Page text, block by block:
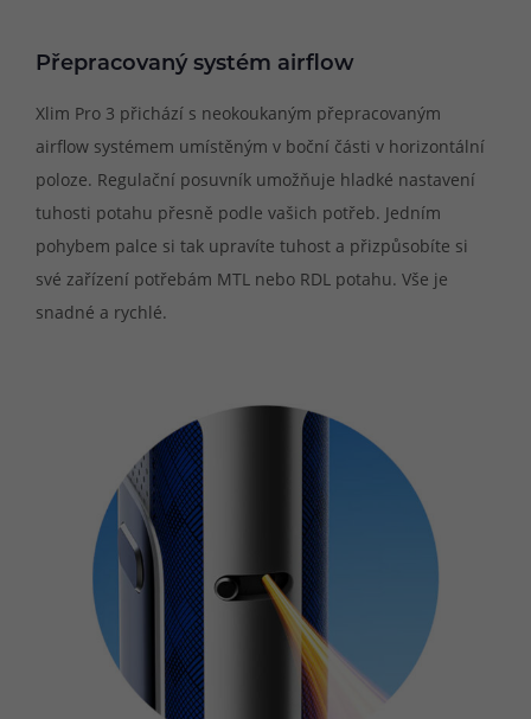
Přepracovaný systém airflow
Xlim Pro 3 přichází s neokoukaným přepracovaným
airflow systémem umístěným v boční části v horizontální
poloze. Regulační posuvník umožňuje hladké nastavení
tuhosti potahu přesně podle vašich potřeb. Jedním
pohybem palce si tak upravíte tuhost a přizpůsobíte si
své zařízení potřebám MTL nebo RDL potahu. Vše je
snadné a rychlé.